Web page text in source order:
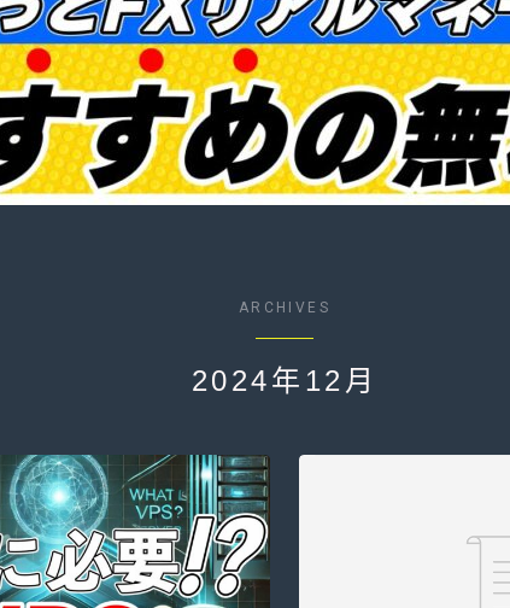
検証中EAの収益報告
海外FX証券会社について
国内・国外VPS
ARCHIVES
2024年12月